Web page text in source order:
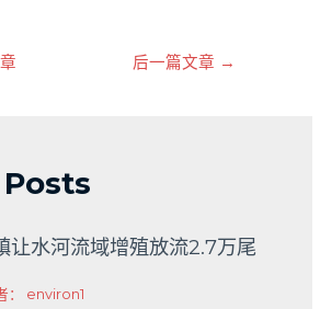
后一篇文章 →
让水河流域增殖放流2.7万尾
： environ1